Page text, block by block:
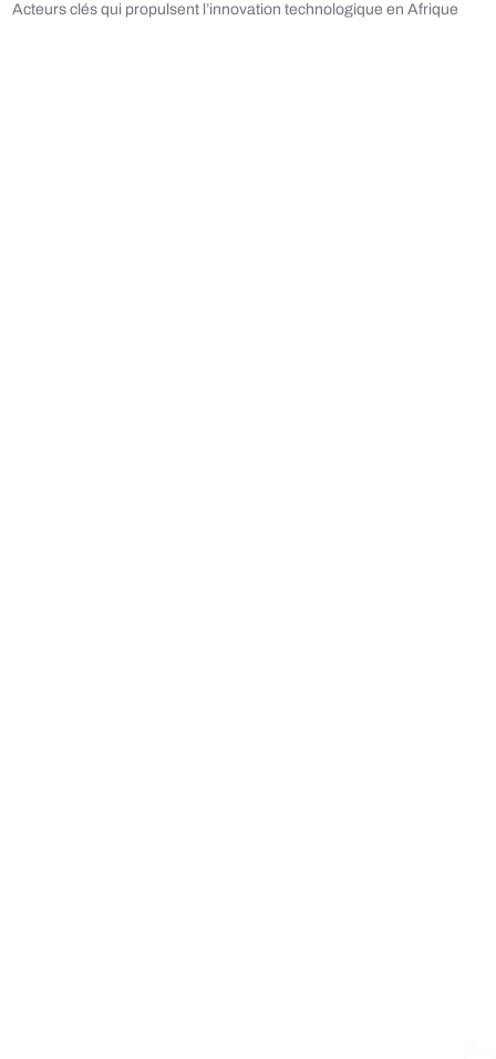
Acteurs clés qui propulsent l’innovation technologique en Afrique